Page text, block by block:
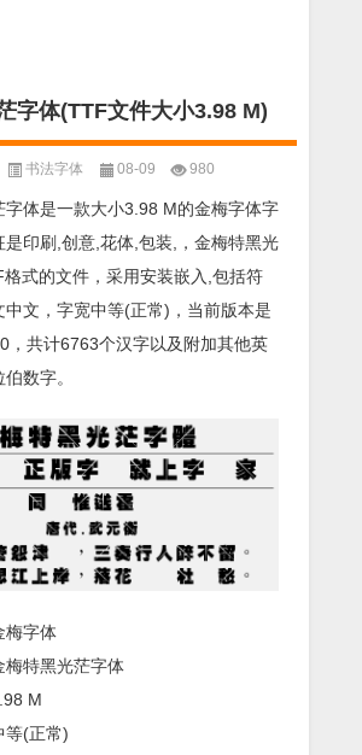
字体(TTF文件大小3.98 M)
书法字体 08-09 980
字体是一款大小3.98 M的金梅字体字
是印刷,创意,花体,包装,，金梅特黑光
式的文件，采用安装嵌入,包括符
中文，字宽中等(正常)，当前版本是
，共计6763个汉字以及附加其他英
数字。
梅字体
梅特黑光茫字体
M
等(正常)